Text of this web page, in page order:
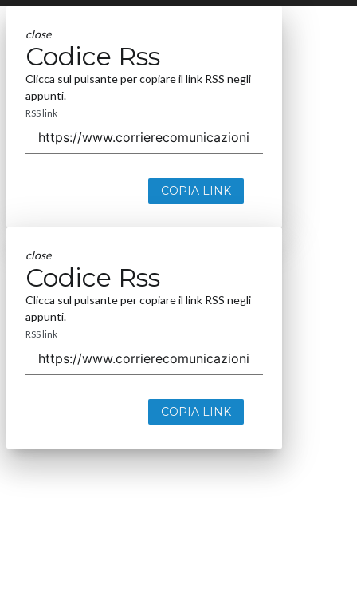
close
Codice Rss
Clicca sul pulsante per copiare il link RSS negli
appunti.
RSS link
COPIA LINK
close
Codice Rss
Clicca sul pulsante per copiare il link RSS negli
appunti.
RSS link
COPIA LINK